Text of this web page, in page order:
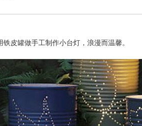
皮罐做手工制作小台灯，浪漫而温馨。